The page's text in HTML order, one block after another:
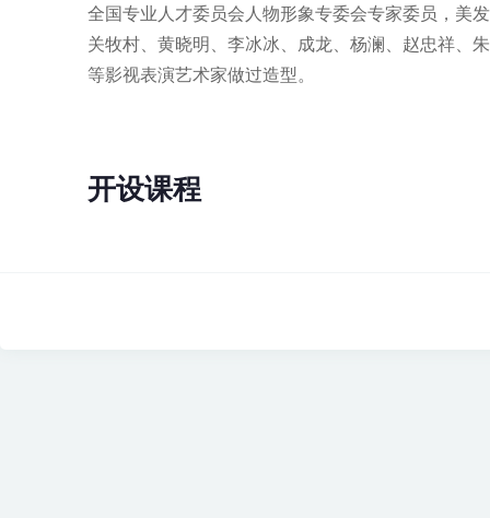
全国专业人才委员会人物形象专委会专家委员，美
关牧村、黄晓明、李冰冰、成龙、杨澜、赵忠祥、
等影视表演艺术家做过造型。
开设课程